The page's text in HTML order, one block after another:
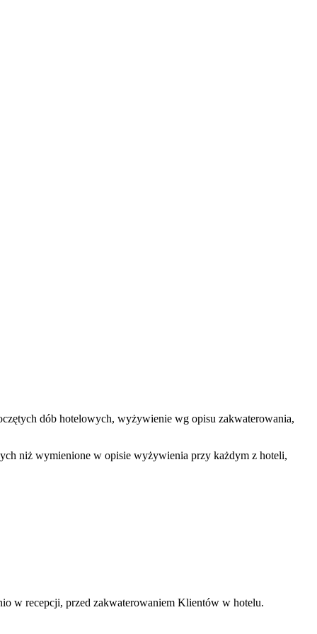
dób hotelowych, wyżywienie wg opisu zakwaterowania,
niż wymienione w opisie wyżywienia przy każdym z hoteli,
w recepcji, przed zakwaterowaniem Klientów w hotelu.